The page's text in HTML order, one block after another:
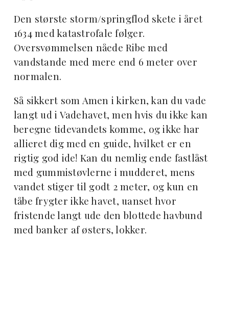
Den største storm/springflod skete i året
1634 med katastrofale følger.
Oversvømmelsen nåede Ribe med
vandstande med mere end 6 meter over
normalen.
Så sikkert som Amen i kirken, kan du vade
langt ud i Vadehavet, men hvis du ikke kan
beregne tidevandets komme, og ikke har
allieret dig med en guide, hvilket er en
rigtig god ide! Kan du nemlig ende fastlåst
med gummistøvlerne i mudderet, mens
vandet stiger til godt 2 meter, og kun en
tåbe frygter ikke havet, uanset hvor
fristende langt ude den blottede havbund
med banker af østers, lokker.